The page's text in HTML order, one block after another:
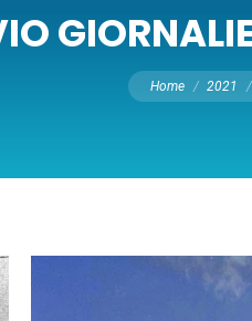
Tu sei qui:
Home 2021